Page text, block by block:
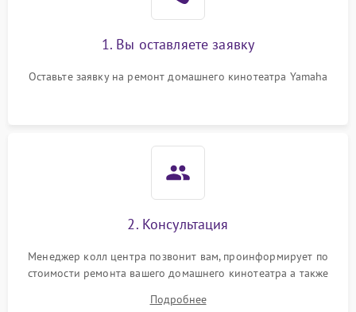
1. Вы оставляете заявку
Оставьте заявку на ремонт домашнего кинотеатра Yamaha
2. Консультация
Менеджер колл центра позвонит вам, проинформирует по
стоимости ремонта вашего домашнего кинотеатра а также
Подробнее